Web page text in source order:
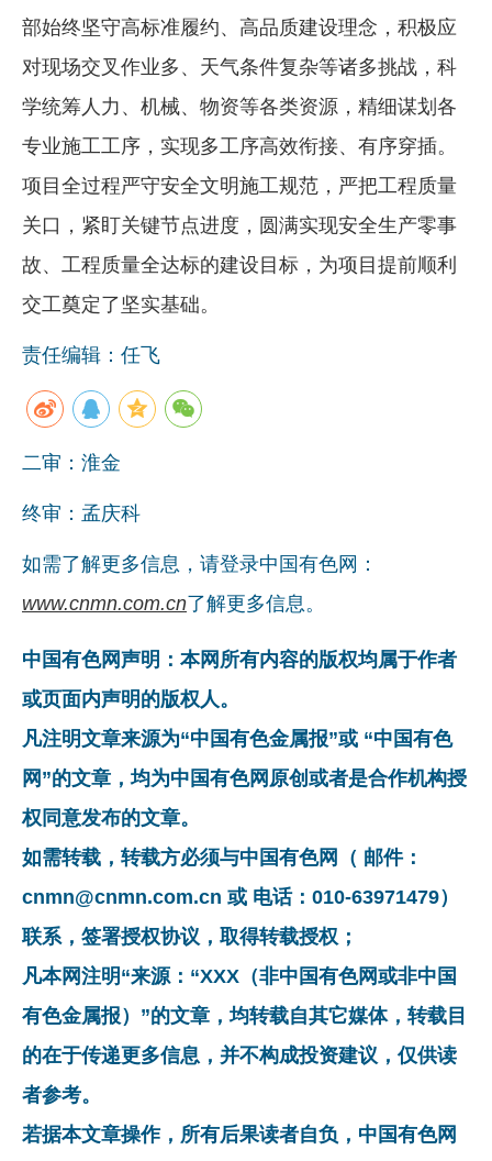
部始终坚守高标准履约、高品质建设理念，积极应
对现场交叉作业多、天气条件复杂等诸多挑战，科
学统筹人力、机械、物资等各类资源，精细谋划各
专业施工工序，实现多工序高效衔接、有序穿插。
项目全过程严守安全文明施工规范，严把工程质量
关口，紧盯关键节点进度，圆满实现安全生产零事
故、工程质量全达标的建设目标，为项目提前顺利
交工奠定了坚实基础。
责任编辑：任飞
二审：淮金
终审：孟庆科
如需了解更多信息，请登录中国有色网：
www.cnmn.com.cn了解更多信息。
中国有色网声明：本网所有内容的版权均属于作者
或页面内声明的版权人。
凡注明文章来源为“中国有色金属报”或 “中国有色
网”的文章，均为中国有色网原创或者是合作机构授
权同意发布的文章。
如需转载，转载方必须与中国有色网（ 邮件：
cnmn@cnmn.com.cn 或 电话：010-63971479）
联系，签署授权协议，取得转载授权；
凡本网注明“来源：“XXX（非中国有色网或非中国
有色金属报）”的文章，均转载自其它媒体，转载目
的在于传递更多信息，并不构成投资建议，仅供读
者参考。
若据本文章操作，所有后果读者自负，中国有色网